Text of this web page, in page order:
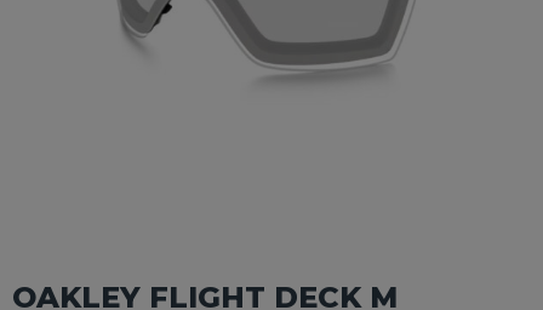
OAKLEY FLIGHT DECK M